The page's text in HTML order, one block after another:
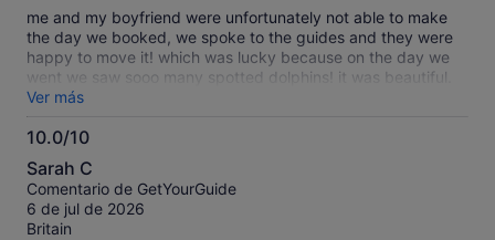
me and my boyfriend were unfortunately not able to make
the day we booked, we spoke to the guides and they were
happy to move it! which was lucky because on the day we
went we saw sooo many spotted dolphins! it was beautiful.
they swam right by the boat with us a couple of us even saw
dolphin milk! we saw a turtle going really fast too. They were
so up close and the guide was amazing he really helped
whole trip was worth it and I would 10000% rec omens to all
Ver más
10.0/10
10.0
sobre
10
Sarah C
Comentario de GetYourGuide
6 de jul de 2026
Britain